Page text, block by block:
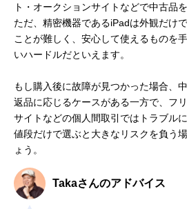
ト・オークションサイトなどで中古品
ただ、精密機器であるiPadは外観だけ
ことが難しく、安心して使えるものを
いハードルだといえます。
もし購入後に故障が見つかった場合、
返品に応じるケースがある一方で、フ
サイトなどの個人間取引ではトラブル
値段だけで選ぶと大きなリスクを負う
ょう。
Takaさんのアドバイス